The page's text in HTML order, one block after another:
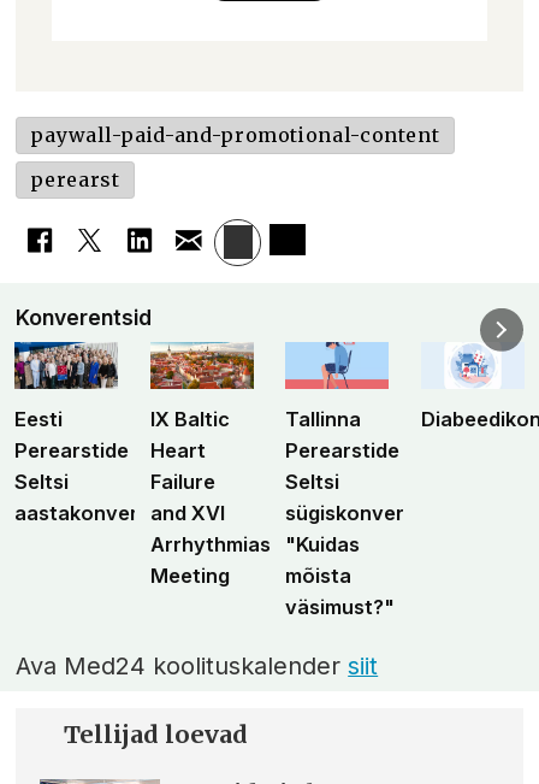
paywall-paid-and-promotional-content
perearst
Konverentsid
Eesti
Perearstide
Seltsi
aastakonverents
IX Baltic
Heart
Failure
and XVI
Arrhythmias
Meeting
Tallinna
Perearstide
Seltsi
sügiskonverents
"Kuidas
mõista
väsimust?"
Ava Med24 koolituskalendersiit
Tellijad loevad